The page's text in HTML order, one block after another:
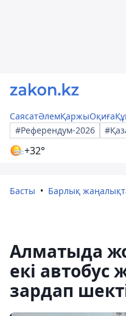
СаясатӘлемҚаржыОқиға
#Референдум-2026
+32°
Басты Барлық
Алматыда
екі автобус
зардап